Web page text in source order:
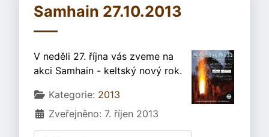
Samhain 27.10.2013
V neděli 27. října vás zveme na
akci Samhain - keltský nový rok.
Základní údaje
Kategorie: 2013
Zveřejněno: 7. říjen 2013